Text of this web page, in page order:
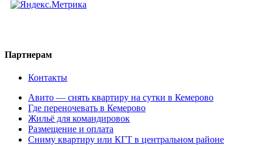
Партнерам
Контакты
Авито — снять квартиру на сутки в Кемерово
Где переночевать в Кемерово
Жильё для командировок
Размещение и оплата
Сниму квартиру или КГТ в центральном районе